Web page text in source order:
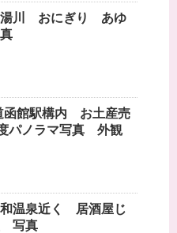
川 おにぎり あゆ
函館駅構内 お土産売
パノラマ写真 外観
温泉近く 居酒屋じ
写真